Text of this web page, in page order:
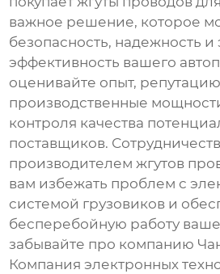
важное решение, которое
безопасность, надежность
эффективность вашего
оценивайте опыт,
производственные
контроля качества
поставщиков.
производителем жгутов
вам избежать проблем с
системой грузовиков и
бесперебойную работу
забывайте про компанию
Компания электронных